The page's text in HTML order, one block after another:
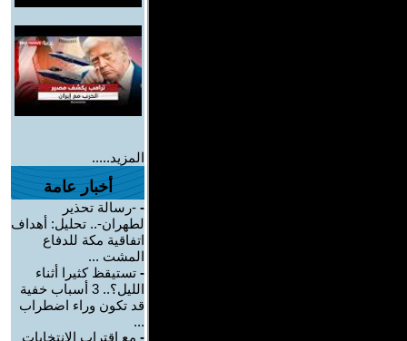
المزيد.....
أخبار عامة
- -رسالة تحذير
لطهران-.. تحليل: أهداف
اتفاقية مكة للدفاع
المشت ...
- تستيقظ كثيرا أثناء
الليل؟.. 3 أسباب خفية
قد تكون وراء اضطراب
...
- مع اقتراب الانتخابات